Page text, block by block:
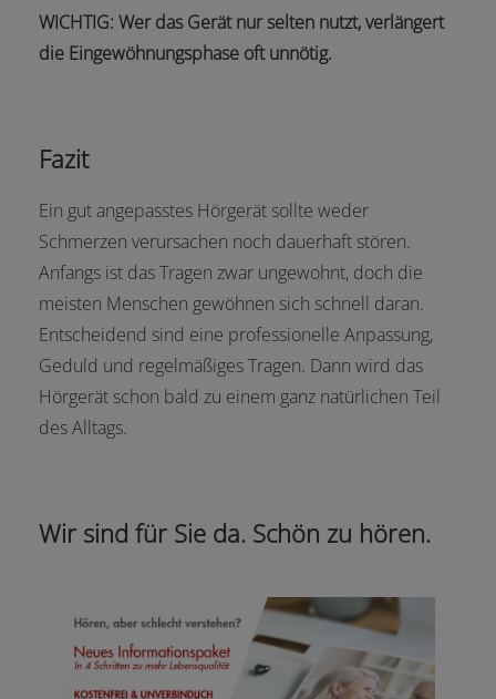
WICHTIG: Wer das Gerät nur selten nutzt, verlängert
die Eingewöhnungsphase oft unnötig.
Fazit
Ein gut angepasstes Hörgerät sollte weder
Schmerzen verursachen noch dauerhaft stören.
Anfangs ist das Tragen zwar ungewohnt, doch die
meisten Menschen gewöhnen sich schnell daran.
Entscheidend sind eine professionelle Anpassung,
Geduld und regelmäßiges Tragen. Dann wird das
Hörgerät schon bald zu einem ganz natürlichen Teil
des Alltags.
Wir sind für Sie da. Schön zu hören.